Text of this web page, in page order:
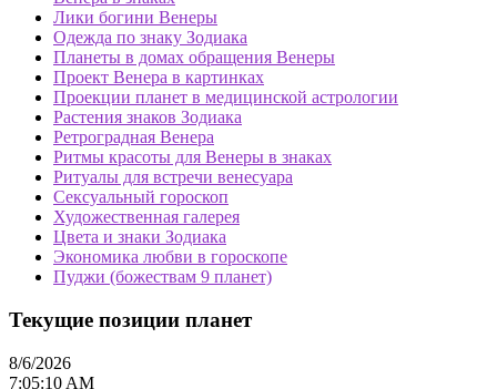
Лики богини Венеры
Одежда по знаку Зодиака
Планеты в домах обращения Венеры
Проект Венера в картинках
Проекции планет в медицинской астрологии
Растения знаков Зодиака
Ретроградная Венера
Ритмы красоты для Венеры в знаках
Ритуалы для встречи венесуара
Сексуальный гороскоп
Художественная галерея
Цвета и знаки Зодиака
Экономика любви в гороскопе
Пуджи (божествам 9 планет)
Текущие позиции планет
8/6/2026
7:05:10 AM